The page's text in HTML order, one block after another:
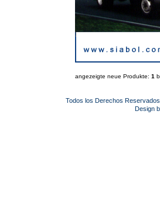
angezeigte neue Produkte: 1
Todos los Derechos
Design